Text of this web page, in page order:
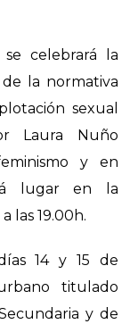
celebrará la
de la normativa
sexual
Laura Nuño
y en
lugar en la
las 19.00h.
14 y 15 de
titulado
y de